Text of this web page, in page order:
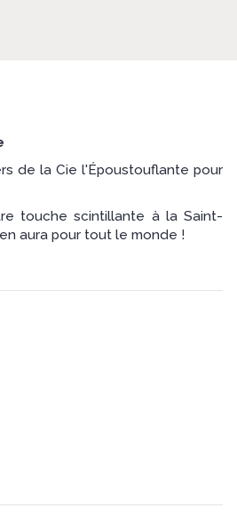
de la Cie l'Époustouflante pour
touche scintillante à la Saint-
aura pour tout le monde !